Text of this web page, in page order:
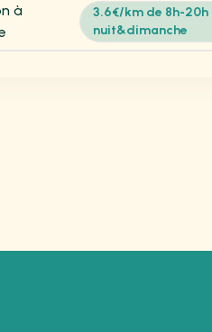
à
3.6€/km de 8h-20h
nuit&dimanche